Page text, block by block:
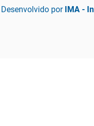
Desenvolvido por IMA -